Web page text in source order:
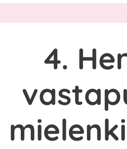
4.